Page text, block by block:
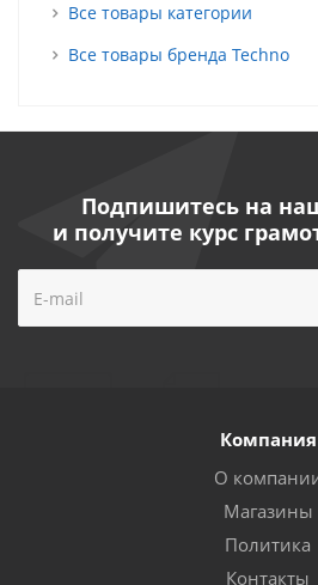
Все товары категории
Все товары бренда Techno
Подпишитесь на
и получите курс
Компания
О
Магазины
Политика
Контакты